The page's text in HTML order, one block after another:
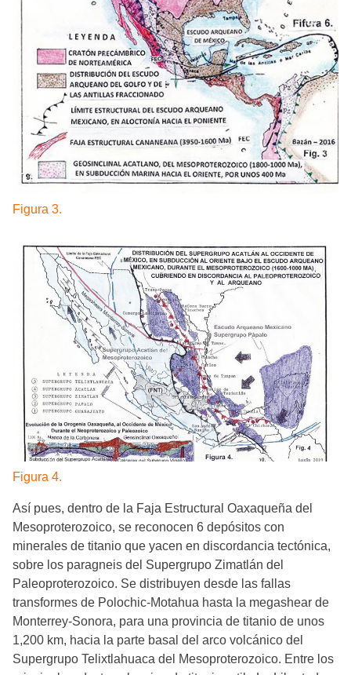
Figura 3.
Figura 4.
Así pues, dentro de la Faja Estructural Oaxaqueña del
Mesoproterozoico, se reconocen 6 depósitos con
minerales de titanio que yacen en discordancia tectónica,
sobre los paragneis del Supergrupo Zimatlán del
Paleoproterozoico. Se distribuyen desde las fallas
transformes de Polochic-Motahua hasta la megashear de
Monterrey-Sonora, para una provincia de titanio de unos
1,200 km, hacia la parte basal del arco volcánico del
Supergrupo Telixtlahuaca del Mesoproterozoico. Entre los